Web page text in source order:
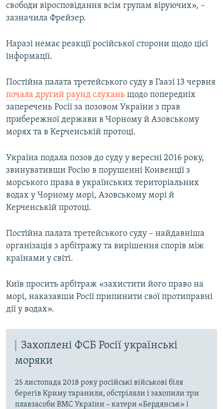
свободи віросповідання всім групам віруючих», –
зазначила Фрейзер.
Наразі немає реакції російської сторони щодо цієї
інформації.
Постійна палата третейського суду в Гаазі 13 червня
почала другий раунд слухань щодо попередніх
заперечень Росії за позовом України з прав
прибережної держави в Чорному й Азовському
морях та в Керченській протоці.
Україна подала позов до суду у вересні 2016 року,
звинувативши Росію в порушенні Конвенції з
морського права в українських територіальних
водах у Чорному морі, Азовському морі й
Керченській протоці.
Постійна палата третейського суду – найдавніша
організація з арбітражу та вирішення спорів між
країнами у світі.
Київ просить арбітраж «захистити його право на
морі, наказавши Росії припинити свої протиправні
дії у водах».
Захоплені ФСБ Росії українські
моряки
25 листопада 2018 року російські військові біля
берегів Криму таранили, обстріляли і захопили три
плавзасоби ВМС України – катери «Бердянськ» і